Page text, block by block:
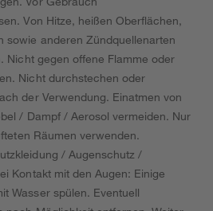
Von Hitze, heißen Oberflächen,
sowie anderen Zündquellenarten
Nicht gegen offene Flamme oder
Nicht durchstechen oder
der Verwendung. Einatmen von
/ Dampf / Aerosol vermeiden. Nur
Räumen verwenden.
/ Augenschutz /
Kontakt mit den Augen: Einige
Wasser spülen. Eventuell